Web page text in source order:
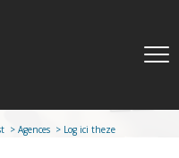
Agences Log ici theze